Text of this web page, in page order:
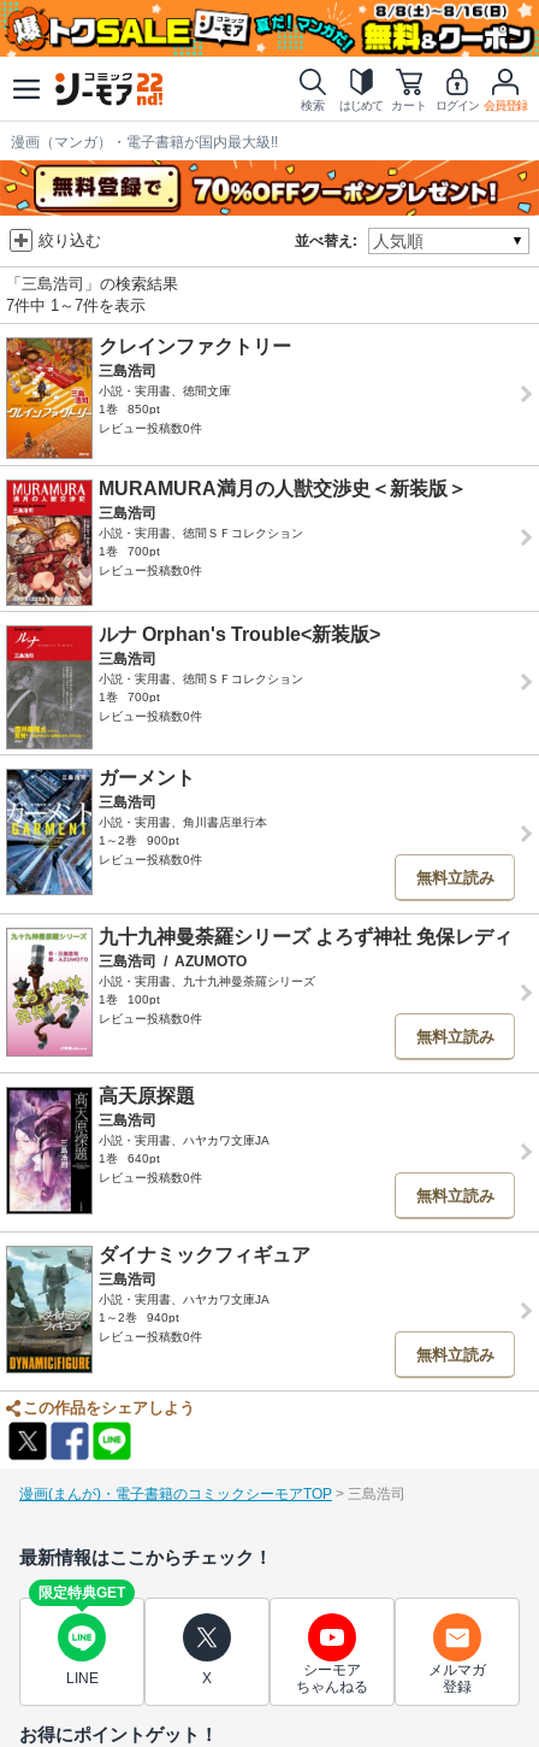
検索 はじめて カート ログイン 会員登録
漫画（マンガ）・電子書籍が国内最大級!!
並べ替え:
絞り込む
「三島浩司」の検索結果
7件中 1～7件を表示
クレインファクトリー
三島浩司
小説・実用書、徳間文庫
1巻
850pt
レビュー投稿数0件
MURAMURA満月の人獣交渉史＜新装版＞
三島浩司
小説・実用書、徳間ＳＦコレクション
1巻
700pt
レビュー投稿数0件
ルナ Orphan's Trouble<新装版>
三島浩司
小説・実用書、徳間ＳＦコレクション
1巻
700pt
レビュー投稿数0件
ガーメント
三島浩司
小説・実用書、角川書店単行本
1～2巻
900pt
レビュー投稿数0件
無料立読み
九十九神曼荼羅シリーズ よろず神社 免保レディ
三島浩司 / AZUMOTO
小説・実用書、九十九神曼荼羅シリーズ
1巻
100pt
レビュー投稿数0件
無料立読み
高天原探題
三島浩司
小説・実用書、ハヤカワ文庫JA
1巻
640pt
レビュー投稿数0件
無料立読み
ダイナミックフィギュア
三島浩司
小説・実用書、ハヤカワ文庫JA
1～2巻
940pt
レビュー投稿数0件
無料立読み
この作品をシェアしよう
漫画(まんが)・電子書籍のコミックシーモアTOP 三島浩司
最新情報はここからチェック！
限定特典GET
LINE X
シーモア
ちゃんねる
メルマガ
登録
お得にポイントゲット！